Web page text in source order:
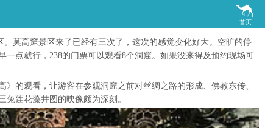

首页
莫高窟景区来了已经有三次了，这次的感觉变化好大。空旷的停
点就行，238的门票可以观看8个洞窟。如果没来得及预约现场可
的观看，让游客在参观洞窟之前对丝绸之路的形成、佛教东传、
莲花藻井图的映像颇为深刻。